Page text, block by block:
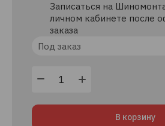
Записаться на
личном кабинете после
заказа
Под заказ
В корзину